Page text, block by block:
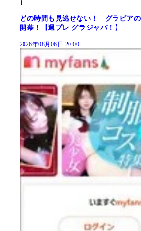
1
どの時間も見逃せない！ グラビア
開幕！【週プレ グラジャパ！】
2026年08月06日 20:00